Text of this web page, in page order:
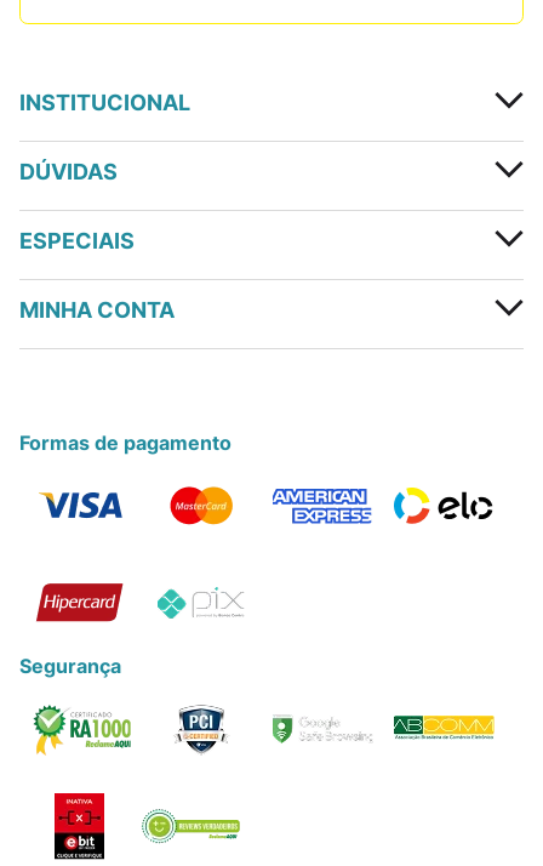
INSTITUCIONAL
DÚVIDAS
ESPECIAIS
MINHA CONTA
Formas de pagamento
Segurança